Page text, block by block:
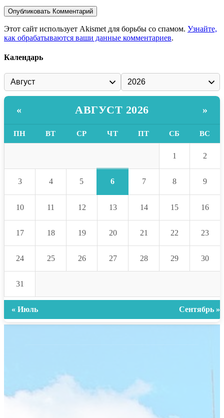
Этот сайт использует Akismet для борьбы со спамом. Узнайте,
как обрабатываются ваши данные комментариев.
Календарь
« АВГУСТ 2026 »
ПН ВТ СР ЧТ ПТ СБ ВС
1 2
3 4 5 6 7 8 9
10 11 12 13 14 15 16
17 18 19 20 21 22 23
24 25 26 27 28 29 30
31
« Июль Сентябрь »